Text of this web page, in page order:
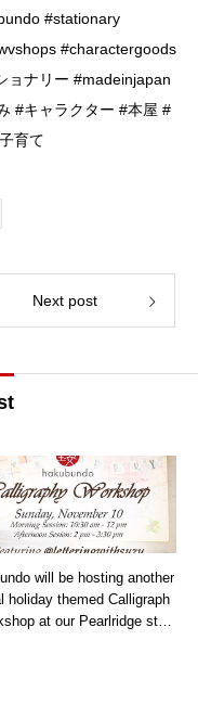
#stationary
#charactergoods
ョナリー #madeinjapan
#キャラクター #本屋 #
育て
Next post
will be hosting another
holiday themed Calligraph
at our Pearlridge stor